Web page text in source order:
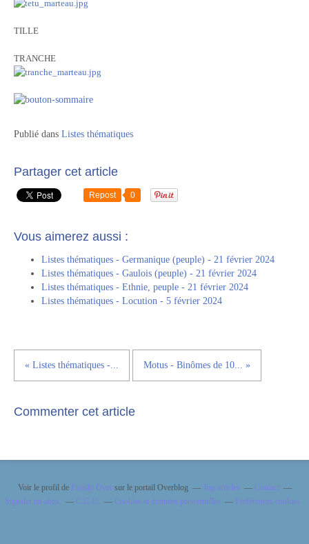
TILLE
TRANCHE
Publié dans Listes thématiques
Partager cet article
Repost 0
Vous aimerez aussi :
Listes thématiques - Germanique (peuple) - 21 février 2024
Listes thématiques - Gaulois (peuple) - 21 février 2024
Listes thématiques - Ethnie, peuple - 21 février 2024
Listes thématiques - Locution - 5 février 2024
« Listes thématiques -... Motus - Binômes de 10... »
Commenter cet article
Voir le profil de Finally Oversur le portail Overblog Top articles
Contact
Signaler un abus
C.G.U. Cookies et données personnelles Préférences cookies